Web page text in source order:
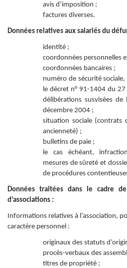
avis d’imposition ;
factures diverses.
Données relatives aux salariés du
identité ;
coordonnées personnelles
coordonnées bancaires ;
numéro de sécurité
le décret n° 91-1404 du
délibérations susvisées
décembre 2004 ;
situation sociale (contrats
ancienneté) ;
bulletins de paie ;
le cas échéant,
mesures de sûreté et
de procédures
Données traitées dans le cadre
d’associations :
Informations relatives à l’association,
caractère personnel :
originaux des statuts
procès-verbaux des
titres de propriété ;